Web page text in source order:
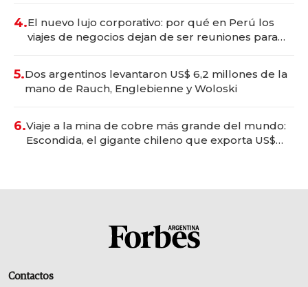
4.El nuevo lujo corporativo: por qué en Perú los
viajes de negocios dejan de ser reuniones para
5.Dos argentinos levantaron US$ 6,2 millones de la
mano de Rauch, Englebienne y Woloski
6.Viaje a la mina de cobre más grande del mundo:
Escondida, el gigante chileno que exporta US$
Contactos